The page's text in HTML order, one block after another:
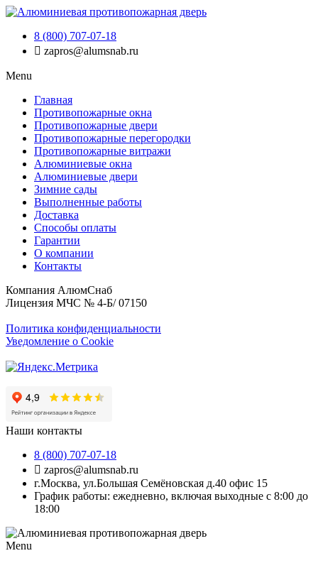
8 (800) 707-07-18
zapros@alumsnab.ru
Menu
Главная
Противопожарные окна
Противопожарные двери
Противопожарные перегородки
Противопожарные витражи
Алюминиевые окна
Алюминиевые двери
Зимние сады
Выполненные работы
Доставка
Способы оплаты​
Гарантии
О компании
Контакты
Компания АлюмСнаб
Лицензия МЧС № 4-Б/ 07150
Политика конфиденциальности
Уведомление о Cookie
Наши контакты
8 (800) 707-07-18
zapros@alumsnab.ru
г.Москва, ул.Большая Семёновская д.40 офис 15
График работы: ежедневно, включая выходные с 8:00 до
18:00
Menu